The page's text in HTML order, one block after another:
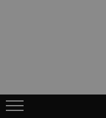
Echipamente si
vaci